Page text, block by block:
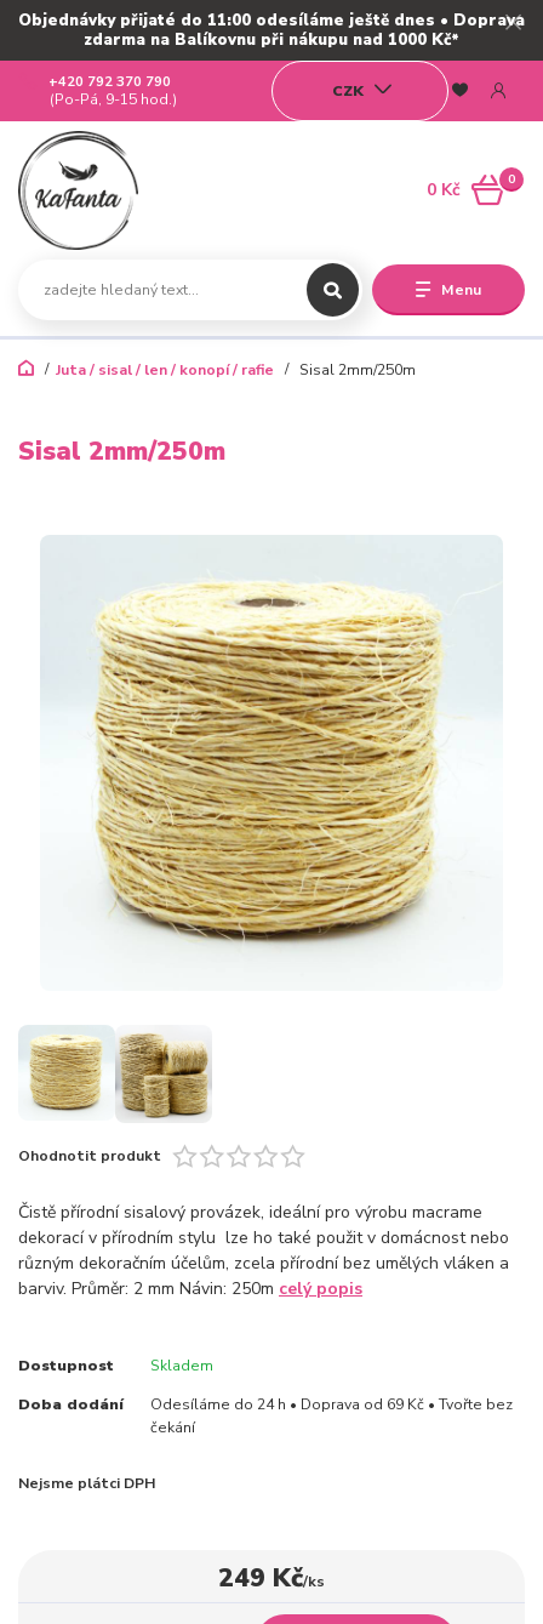
Objednávky přijaté do 11:00 odesíláme ještě dnes • Doprava
zdarma na Balíkovnu při nákupu nad 1000 Kč*
Menu
CZK
+420 792 370 790
(Po-Pá, 9-15 hod.)
0
0 Kč
Juta / sisal / len / konopí / rafie Sisal 2mm/250m
Sisal 2mm/250m
Ohodnotit produkt
Čistě přírodní sisalový provázek, ideální pro výrobu macrame
dekorací v přírodním stylu lze ho také použit v domácnost nebo
různým dekoračním účelům, zcela přírodní bez umělých vláken a
barviv. Průměr: 2 mm Návin: 250m celý popis
Dostupnost Skladem
Doba dodání
Odesíláme do 24 h • Doprava od 69 Kč • Tvořte bez
čekání
Nejsme plátci DPH
249 Kč/ks